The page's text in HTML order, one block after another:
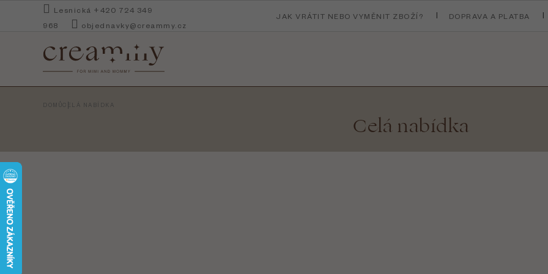
Lesnická +420 724 349
968
objednavky@creammy.cz
JAK VRÁTIT NEBO VYMĚNIT ZBOŽÍ? DOPRAVA A PLATBA
DOMŮCELÁ NABÍDKA
Celá nabídka